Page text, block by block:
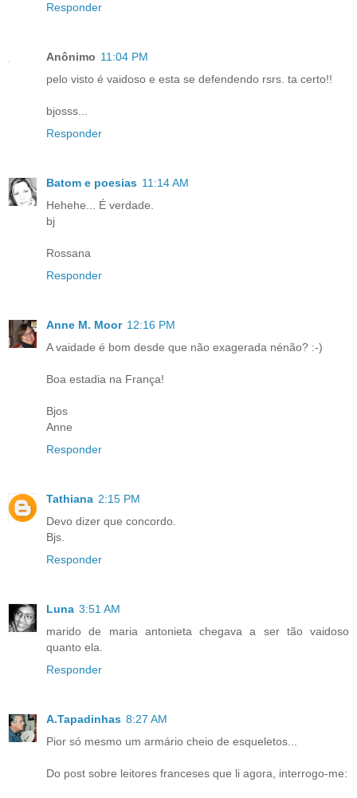
Responder
Anônimo 11:04 PM
pelo visto é vaidoso e esta se defendendo rsrs. ta certo!!
bjosss...
Responder
Batom e poesias 11:14 AM
Hehehe... É verdade.
bj
Rossana
Responder
Anne M. Moor 12:16 PM
A vaidade é bom desde que não exagerada nénão? :-)
Boa estadia na França!
Bjos
Anne
Responder
Tathiana 2:15 PM
Devo dizer que concordo.
Bjs.
Responder
Luna 3:51 AM
marido de maria antonieta chegava a ser tão vaidoso
quanto ela.
Responder
A.Tapadinhas 8:27 AM
Pior só mesmo um armário cheio de esqueletos...
Do post sobre leitores franceses que li agora, interrogo-me: